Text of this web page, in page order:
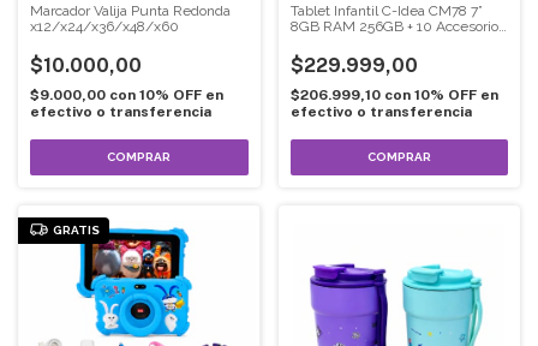
Marcador Valija Punta Redonda
x12/x24/x36/x48/x60
$10.000,00
$9.000,00 con 10% OFF en
efectivo o transferencia
COMPRAR
Tablet Infantil C-Idea CM78 7”
8GB RAM 256GB + 10 Accesorios
$229.999,00
$206.999,10 con 10% OFF en
efectivo o transferencia
COMPRAR
GRATIS